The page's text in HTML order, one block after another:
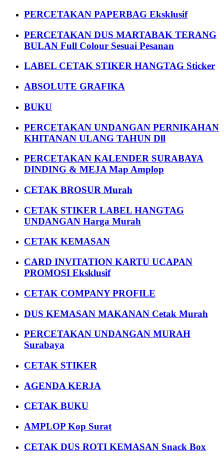
PERCETAKAN PAPERBAG Eksklusif
PERCETAKAN DUS MARTABAK TERANG
BULAN Full Colour Sesuai Pesanan
LABEL CETAK STIKER HANGTAG Sticker
ABSOLUTE GRAFIKA
BUKU
PERCETAKAN UNDANGAN PERNIKAHAN
KHITANAN ULANG TAHUN Dll
PERCETAKAN KALENDER SURABAYA
DINDING & MEJA Map Amplop
CETAK BROSUR Murah
CETAK STIKER LABEL HANGTAG
UNDANGAN Harga Murah
CETAK KEMASAN
CARD INVITATION KARTU UCAPAN
PROMOSI Eksklusif
CETAK COMPANY PROFILE
DUS KEMASAN MAKANAN Cetak Murah
PERCETAKAN UNDANGAN MURAH
Surabaya
CETAK STIKER
AGENDA KERJA
CETAK BUKU
AMPLOP Kop Surat
CETAK DUS ROTI KEMASAN Snack Box